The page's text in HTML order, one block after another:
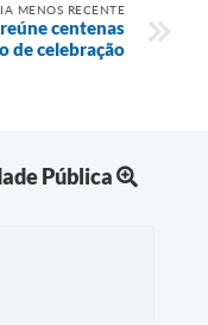
MENOS RECENTE
centenas
de celebração
Pública